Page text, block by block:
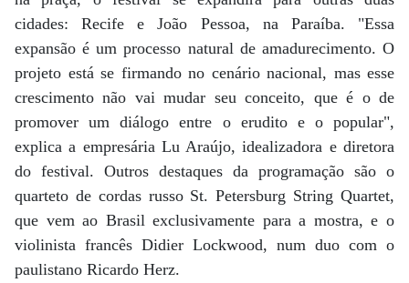
cidades: Recife e João Pessoa, na Paraíba. "Essa
expansão é um processo natural de amadurecimento. O
projeto está se firmando no cenário nacional, mas esse
crescimento não vai mudar seu conceito, que é o de
promover um diálogo entre o erudito e o popular",
explica a empresária Lu Araújo, idealizadora e diretora
do festival. Outros destaques da programação são o
quarteto de cordas russo St. Petersburg String Quartet,
que vem ao Brasil exclusivamente para a mostra, e o
violinista francês Didier Lockwood, num duo com o
paulistano Ricardo Herz.